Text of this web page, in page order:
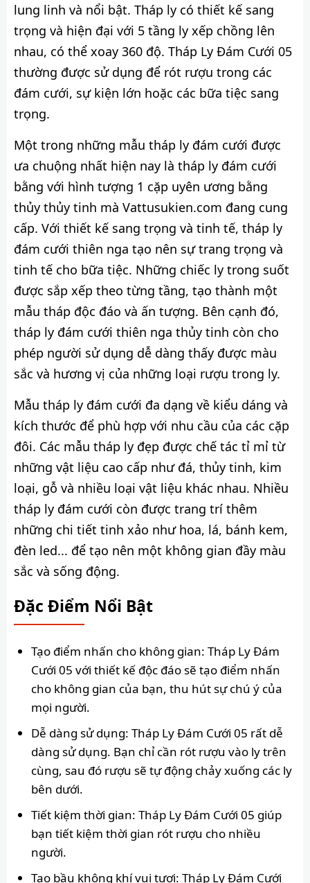
lung linh và nổi bật. Tháp ly có thiết kế sang
trọng và hiện đại với 5 tầng ly xếp chồng lên
nhau, có thể xoay 360 độ. Tháp Ly Đám Cưới 05
thường được sử dụng để rót rượu trong các
đám cưới, sự kiện lớn hoặc các bữa tiệc sang
trọng.
Một trong những mẫu tháp ly đám cưới được
ưa chuộng nhất hiện nay là tháp ly đám cưới
bằng với hình tượng 1 cặp uyên ương bằng
thủy thủy tinh mà Vattusukien.com đang cung
cấp. Với thiết kế sang trọng và tinh tế, tháp ly
đám cưới thiên nga tạo nên sự trang trọng và
tinh tế cho bữa tiệc. Những chiếc ly trong suốt
được sắp xếp theo từng tầng, tạo thành một
mẫu tháp độc đáo và ấn tượng. Bên cạnh đó,
tháp ly đám cưới thiên nga thủy tinh còn cho
phép người sử dụng dễ dàng thấy được màu
sắc và hương vị của những loại rượu trong ly.
Mẫu tháp ly đám cưới đa dạng về kiểu dáng và
kích thước để phù hợp với nhu cầu của các cặp
đôi. Các mẫu tháp ly đẹp được chế tác tỉ mỉ từ
những vật liệu cao cấp như đá, thủy tinh, kim
loại, gỗ và nhiều loại vật liệu khác nhau. Nhiều
tháp ly đám cưới còn được trang trí thêm
những chi tiết tinh xảo như hoa, lá, bánh kem,
đèn led... để tạo nên một không gian đầy màu
sắc và sống động.
Đặc Điểm Nổi Bật
Tạo điểm nhấn cho không gian: Tháp Ly Đám
Cưới 05 với thiết kế độc đáo sẽ tạo điểm nhấn
cho không gian của bạn, thu hút sự chú ý của
mọi người.
Dễ dàng sử dụng: Tháp Ly Đám Cưới 05 rất dễ
dàng sử dụng. Bạn chỉ cần rót rượu vào ly trên
cùng, sau đó rượu sẽ tự động chảy xuống các ly
bên dưới.
Tiết kiệm thời gian: Tháp Ly Đám Cưới 05 giúp
bạn tiết kiệm thời gian rót rượu cho nhiều
người.
Tạo bầu không khí vui tươi: Tháp Ly Đám Cưới